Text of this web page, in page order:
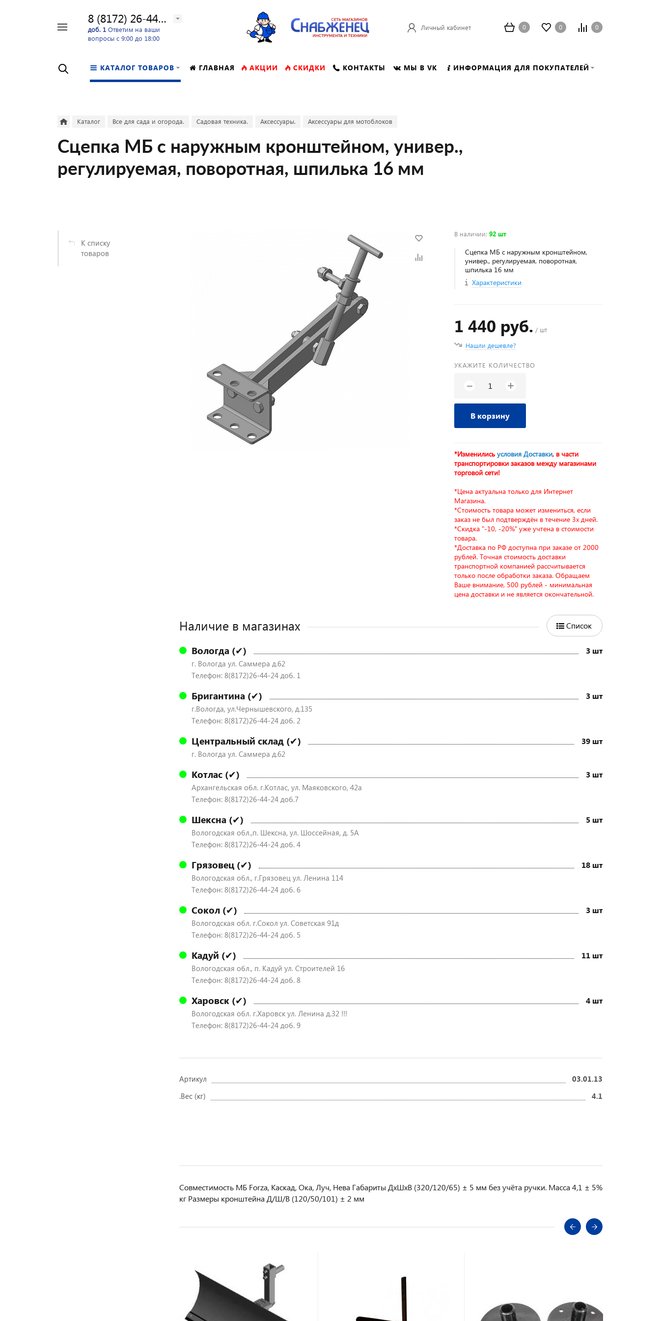
8 (8172) 26-44-24
доб. 1 Ответим на ваши
вопросы с 9:00 до 18:00
Личный кабинет 0 0 0
КАТАЛОГ ТОВАРОВ ГЛАВНАЯ АКЦИИ СКИДКИ КОНТАКТЫ МЫ В VK ИНФОРМАЦИЯ ДЛЯ ПОКУПАТЕЛЕЙ
Каталог Все для сада и огорода. Садовая техника. Аксессуары. Аксессуары для мотоблоков
Сцепка МБ с наружным кронштейном, универ.,
регулируемая, поворотная, шпилька 16 мм
К списку
товаров
В наличии:92 шт
Сцепка МБ с наружным кронштейном,
универ., регулируемая, поворотная,
шпилька 16 мм
Характеристики
1 440 руб. / шт
Нашли дешевле?
УКАЖИТЕ КОЛИЧЕСТВО
− +
В корзину
*Изменилисьусловия Доставки, в части
транспортировки заказов между магазинами
торговой сети!
*Цена актуальна только для Интернет
Магазина.
*Стоимость товара может измениться, если
заказ не был подтверждён в течение 3х дней.
*Скидка "-10, -20%" уже учтена в стоимости
товара.
*Доставка по РФ доступна при заказе от 2000
рублей. Точная стоимость доставки
транспортной компанией рассчитывается
только после обработки заказа. Обращаем
Ваше внимание, 500 рублей - минимальная
цена доставки и не является окончательной.
Наличие в магазинах Список
Вологда (✔) 3 шт
г. Вологда ул. Саммера д.62
Телефон: 8(8172)26-44-24 доб. 1
Бригантина (✔) 3 шт
г.Вологда, ул.Чернышевского, д.135
Телефон: 8(8172)26-44-24 доб. 2
Центральный склад (✔) 39 шт
г. Вологда ул. Саммера д.62
Котлас (✔) 3 шт
Архангельская обл. г.Котлас, ул. Маяковского, 42а
Телефон: 8(8172)26-44-24 доб.7
Шексна (✔) 5 шт
Вологодская обл.,п. Шексна, ул. Шоссейная, д. 5А
Телефон: 8(8172)26-44-24 доб. 4
Грязовец (✔) 18 шт
Вологодская обл., г.Грязовец ул. Ленина 114
Телефон: 8(8172)26-44-24 доб. 6
Сокол (✔) 3 шт
Вологодская обл. г.Сокол ул. Советская 91д
Телефон: 8(8172)26-44-24 доб. 5
Кадуй (✔) 11 шт
Вологодская обл., п. Кадуй ул. Строителей 16
Телефон: 8(8172)26-44-24 доб. 8
Харовск (✔) 4 шт
Вологодская обл. г.Харовск ул. Ленина д.32 !!!
Телефон: 8(8172)26-44-24 доб. 9
Артикул
03.01.13
.Вес (кг)
4.1
Совместимость МБ Forza, Каскад, Ока, Луч, Нева Габариты ДхШхВ (320/120/65) ± 5 мм без учёта ручки. Масса 4,1 ± 5%
кг Размеры кронштейна Д/Ш/В (120/50/101) ± 2 мм